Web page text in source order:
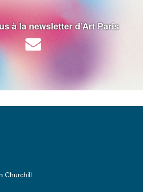
à la newsletter d’Art Paris
Churchill